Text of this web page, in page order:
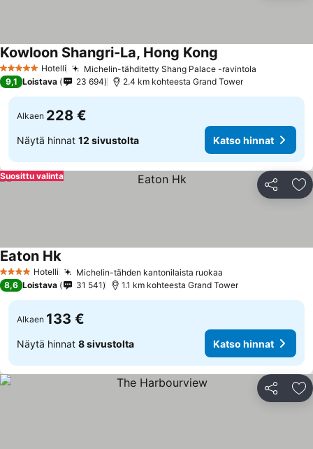
5 Tähtiluokitus
Hotelli Michelin-tähditetty Shang Palace -ravintola
Kowloon Shangri-La, Hong Kong
9,1 Loistava 23 694 2.4 km kohteesta Grand Tower
Alkaen 228 €
Näytä hinnat 12 sivustolta Katso hinnat
Jaa
Suosittu valinta
4 Tähtiluokitus
Hotelli Michelin-tähden kantonilaista ruokaa
Eaton Hk
8,6 Loistava 31 541 1.1 km kohteesta Grand Tower
Alkaen 133 €
Näytä hinnat 8 sivustolta Katso hinnat
Jaa